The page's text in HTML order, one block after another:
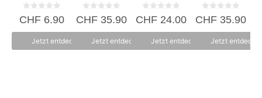
0
v
CHF6.90
Jetzt entdecken
0
v
CHF35.90
Jetzt entdecken
0
v
CHF24.00
Jetzt entdecken
0
v
CHF35.90
Jetzt